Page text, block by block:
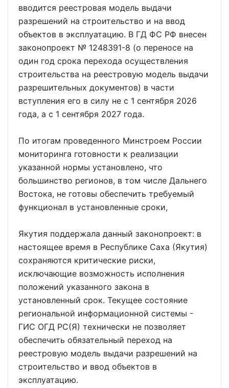
вводится реестровая модель выдачи
разрешений на строительство и на ввод
объектов в эксплуатацию. В ГД ФС РФ внесен
законопроект № 1248391-8 (о переносе на
один год срока перехода осуществления
строительства на реестровую модель выдачи
разрешительных документов) в части
вступления его в силу не с 1 сентября 2026
года, а с 1 сентября 2027 года.
По итогам проведенного Минстроем России
мониторинга готовности к реализации
указанной нормы установлено, что
большинство регионов, в том числе Дальнего
Востока, не готовы обеспечить требуемый
функционал в установленные сроки,
Якутия поддержала данный законопроект: в
настоящее время в Республике Саха (Якутия)
сохраняются критические риски,
исключающие возможность исполнения
положений указанного закона в
установленный срок. Текущее состояние
региональной информационной системы -
ГИС ОГД РС(Я) технически не позволяет
обеспечить обязательный переход на
реестровую модель выдачи разрешений на
строительство и ввод объектов в
эксплуатацию.